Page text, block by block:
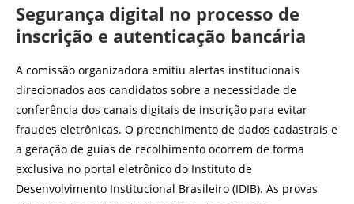
Segurança digital no processo de
inscrição e autenticação bancária
A comissão organizadora emitiu alertas institucionais
direcionados aos candidatos sobre a necessidade de
conferência dos canais digitais de inscrição para evitar
fraudes eletrônicas. O preenchimento de dados cadastrais e
a geração de guias de recolhimento ocorrem de forma
exclusiva no portal eletrônico do Instituto de
Desenvolvimento Institucional Brasileiro (IDIB). As provas